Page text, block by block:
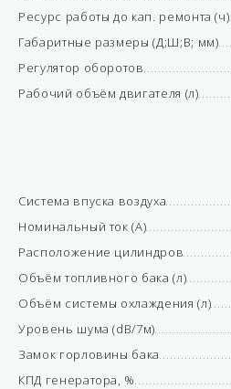
Ресурс работы до кап. ремонта (ч)
Габаритные размеры (Д;Ш;В; мм)
Регулятор оборотов
Рабочий объём двигателя (л)
Система впуска воздуха
Номинальный ток (А)
Расположение цилиндров
Объём топливного бака (л)
Объём системы охлаждения (л)
Уровень шума (dB/7м)
Замок горловины бака
КПД генератора, %